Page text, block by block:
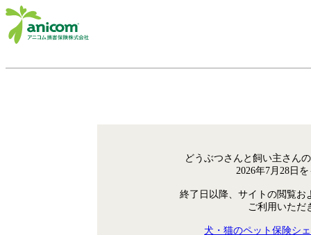
どうぶつさんと飼い主さん
2026年7月28日
終了日以降、サイトの閲覧お
ご利用いただ
犬・猫のペット保険シ